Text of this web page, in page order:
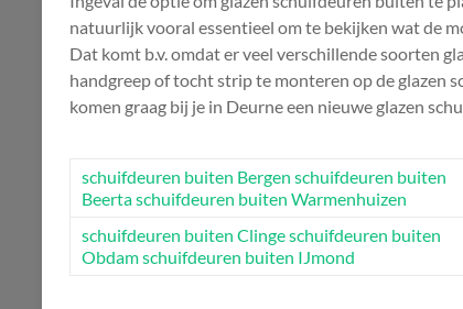
natuurlijk vooral essentieel om te bekijken wat de
Dat komt b.v. omdat er veel verschillende soorten
handgreep of tocht strip te monteren op de glazen
komen graag bij je in Deurne een nieuwe glazen
schuifdeuren buiten Bergen schuifdeuren buiten
Beertaschuifdeuren buiten Warmenhuizen
schuifdeuren buiten Clingeschuifdeuren buiten
Obdamschuifdeuren buiten IJmond